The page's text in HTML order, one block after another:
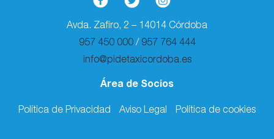
Avda. Zafiro, 2 – 14014 Córdoba
957 450 000/ 957 764 444
info@pidetaxicordoba.es
Área de Socios
Política de Privacidad Aviso Legal Política de cookies